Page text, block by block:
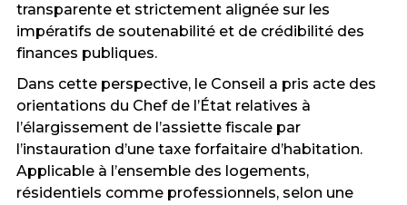
transparente et strictement alignée sur les
impératifs de soutenabilité et de crédibilité des
finances publiques.
Dans cette perspective, le Conseil a pris acte des
orientations du Chef de l’État relatives à
l’élargissement de l’assiette fiscale par
l’instauration d’une taxe forfaitaire d’habitation.
Applicable à l’ensemble des logements,
résidentiels comme professionnels, selon une